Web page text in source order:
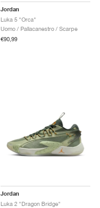
Jordan
Luka 5 "Orca"
Uomo / Pallacanestro / Scarpe
€90,99
Jordan
Luka 2 "Dragon Bridge"